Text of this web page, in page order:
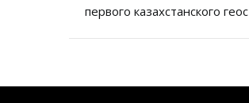
первого казахстанского